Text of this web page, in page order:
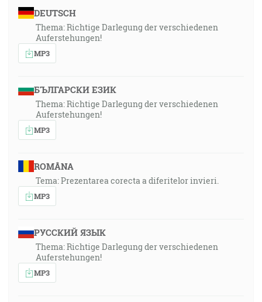
DEUTSCH
Thema: Richtige Darlegung der verschiedenen
Auferstehungen!
MP3
БЪЛГАРСКИ ЕЗИК
Thema: Richtige Darlegung der verschiedenen
Auferstehungen!
MP3
ROMÂNA
Tema: Prezentarea corecta a diferitelor invieri.
MP3
РУССКИЙ ЯЗЫК
Thema: Richtige Darlegung der verschiedenen
Auferstehungen!
MP3